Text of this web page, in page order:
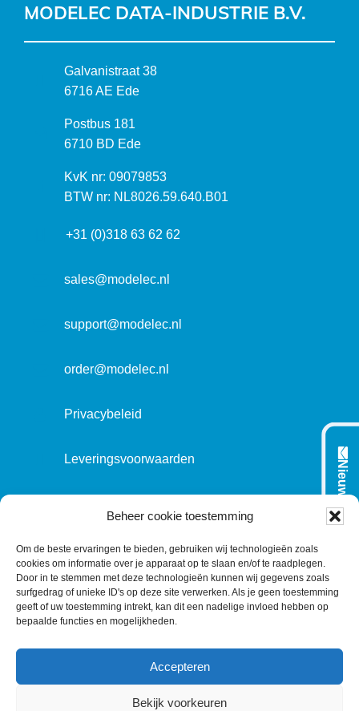
Beheer cookie toestemming
Om de beste ervaringen te bieden, gebruiken wij technologieën zoals
cookies om informatie over je apparaat op te slaan en/of te raadplegen.
Door in te stemmen met deze technologieën kunnen wij gegevens zoals
surfgedrag of unieke ID's op deze site verwerken. Als je geen toestemming
geeft of uw toestemming intrekt, kan dit een nadelige invloed hebben op
bepaalde functies en mogelijkheden.
Accepteren
Bekijk voorkeuren
MODELEC DATA-INDUSTRIE B.V.
B
e
o
e
k
a
Galvanistraat 38
6716 AE Ede
P
o
t
a
s
Postbus 181
6710 BD Ede
I
n
o
m
KvK nr: 09079853
BTW nr: NL8026.59.640.B01
+31 (0)318 63 62 62
sales@modelec.nl
support@modelec.nl
order@modelec.nl
Privacybeleid
Leveringsvoorwaarden
L
i
n
k
d
T
w
i
t
e
F
a
c
e
b
o
Y
o
T
u
b
C
o
t
c
Nieuwsbrief